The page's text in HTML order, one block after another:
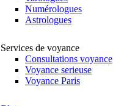
Numérologues
Astrologues
Services de voyance
Consultations voyance
Voyance serieuse
Voyance Paris